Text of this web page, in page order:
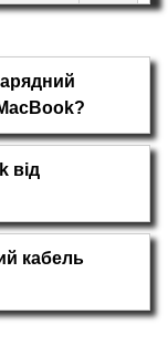
грн
від
кабель